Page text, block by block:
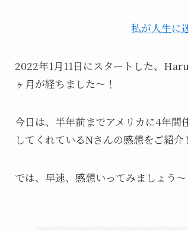
私が人生に
2022年1月11日にスタートした、
ヶ月が経ちました〜！
今日は、半年前までアメリカに4年間
してくれているNさんの感想をご紹介
では、早速、感想いってみましょう〜